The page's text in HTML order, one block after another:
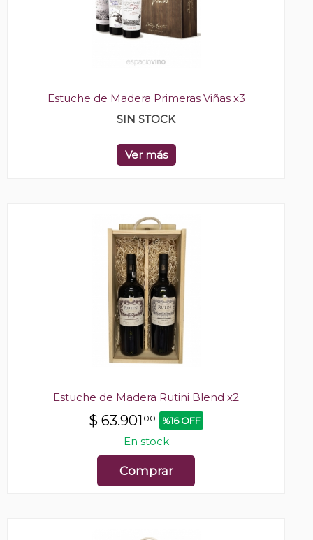
Estuche de Madera Primeras Viñas x3
SIN STOCK
Ver más
Estuche de Madera Rutini Blend x2
$ 63.901 00 %16 OFF
En stock
Comprar